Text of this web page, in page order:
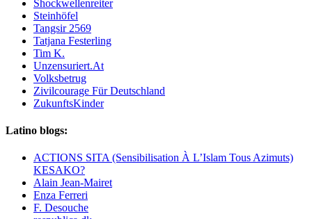
Shockwellenreiter
Steinhöfel
Tangsir 2569
Tatjana Festerling
Tim K.
Unzensuriert.At
Volksbetrug
Zivilcourage Für Deutschland
ZukunftsKinder
Latino blogs:
ACTIONS SITA (Sensibilisation À L’Islam Tous Azimuts)
KESAKO?
Alain Jean-Mairet
Enza Ferreri
F. Desouche